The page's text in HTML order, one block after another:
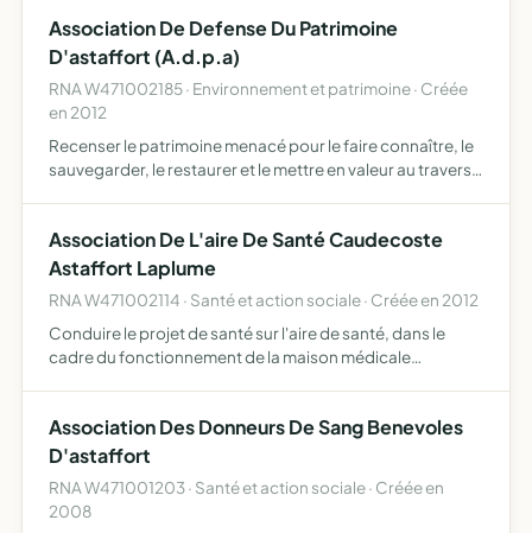
Association De Defense Du Patrimoine
D'astaffort (A.d.p.a)
RNA W471002185 · Environnement et patrimoine · Créée
en 2012
Recenser le patrimoine menacé pour le faire connaître, le
sauvegarder, le restaurer et le mettre en valeur au travers
Association De L'aire De Santé Caudecoste
Astaffort Laplume
RNA W471002114 · Santé et action sociale · Créée en 2012
Conduire le projet de santé sur l'aire de santé, dans le
cadre du fonctionnement de la maison médicale
Association Des Donneurs De Sang Benevoles
D'astaffort
RNA W471001203 · Santé et action sociale · Créée en
2008